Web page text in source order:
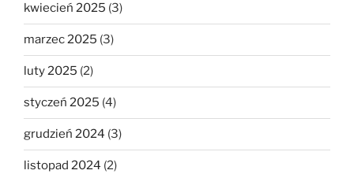
kwiecień 2025 (3)
marzec 2025 (3)
luty 2025 (2)
styczeń 2025 (4)
grudzień 2024 (3)
listopad 2024 (2)